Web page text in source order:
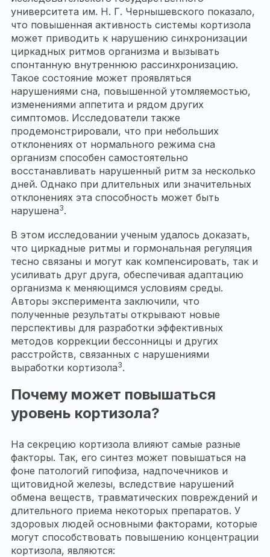
университета им. Н. Г. Чернышевского показало,
что повышенная активность системы кортизола
может приводить к нарушению синхронизации
циркадных ритмов организма и вызывать
спонтанную внутреннюю рассинхронизацию.
Такое состояние может проявляться
нарушениями сна, повышенной утомляемостью,
изменениями аппетита и рядом других
симптомов. Исследователи также
продемонстрировали, что при небольших
отклонениях от нормального режима сна
организм способен самостоятельно
восстанавливать нарушенный ритм за несколько
дней. Однако при длительных или значительных
отклонениях эта способность может быть
нарушена3.
В этом исследовании ученым удалось доказать,
что циркадные ритмы и гормональная регуляция
тесно связаны и могут как компенсировать, так и
усиливать друг друга, обеспечивая адаптацию
организма к меняющимся условиям среды.
Авторы эксперимента заключили, что
полученные результаты открывают новые
перспективы для разработки эффективных
методов коррекции бессонницы и других
расстройств, связанных с нарушениями
выработки кортизола3.
Почему может повышаться
уровень кортизола?
На секрецию кортизола влияют самые разные
факторы. Так, его синтез может повышаться на
фоне патологий гипофиза, надпочечников и
щитовидной железы, вследствие нарушений
обмена веществ, травматических повреждений и
длительного приема некоторых препаратов. У
здоровых людей основными факторами, которые
могут способствовать повышению концентрации
кортизола, являются: